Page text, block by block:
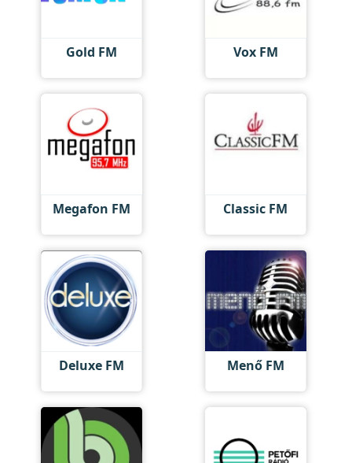
Gold FM Vox FM
Megafon FM Classic FM
Deluxe FM Menő FM